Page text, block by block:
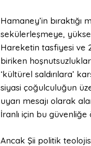
Hamaney’in
sekülerleşmeye,
Hareketin tasfiyesi ve
biriken
‘kültürel saldırılara’
siyasi çoğulculuğun
uyarı mesajı olarak
İranlı için bu
Ancak Şii politik